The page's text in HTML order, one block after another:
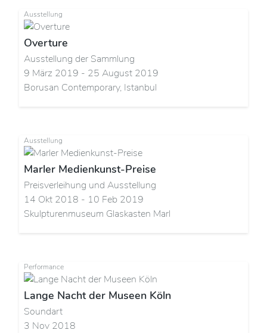
Ausstellung
Overture
Ausstellung der Sammlung
9 März 2019 - 25 August 2019
Borusan Contemporary, Istanbul
Ausstellung
Marler Medienkunst-Preise
Preisverleihung und Ausstellung
14 Okt 2018 - 10 Feb 2019
Skulpturenmuseum Glaskasten Marl
Performance
Lange Nacht der Museen Köln
Soundart
3 Nov 2018